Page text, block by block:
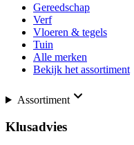
Gereedschap
Verf
Vloeren & tegels
Tuin
Alle merken
Bekijk het assortiment
Assortiment
Klusadvies